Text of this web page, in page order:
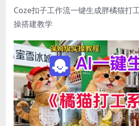
Coze扣子工作流一键生成胖橘猫打
操搭建教学